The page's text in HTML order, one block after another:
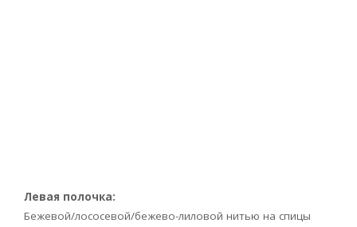
Левая полочка:
Бежевой/лососевой/бежево-лиловой нитью на спицы